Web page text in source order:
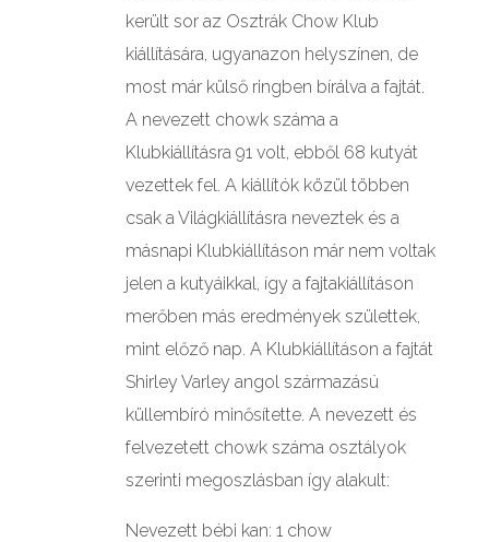
került sor az Osztrák Chow Klub
kiállítására, ugyanazon helyszínen, de
most már külső ringben bírálva a fajtát.
A nevezett chowk száma a
Klubkiállításra 91 volt, ebből 68 kutyát
vezettek fel. A kiállítók közül többen
csak a Világkiállításra neveztek és a
másnapi Klubkiállításon már nem voltak
jelen a kutyáikkal, így a fajtakiállításon
merőben más eredmények születtek,
mint előző nap. A Klubkiállításon a fajtát
Shirley Varley angol származású
küllembíró minősítette. A nevezett és
felvezetett chowk száma osztályok
szerinti megoszlásban így alakult:
Nevezett bébi kan: 1 chow